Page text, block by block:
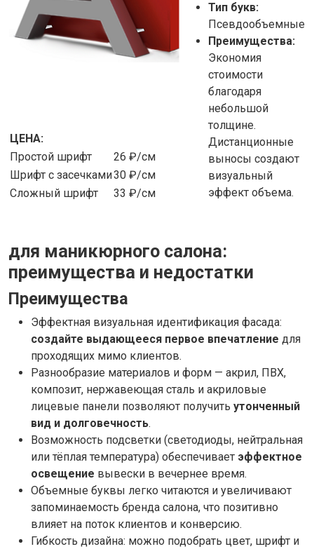
ЦЕНА:
Простой шрифт
26 ₽/см
Шрифт с засечками30 ₽/см
Сложный шрифт
33 ₽/см
Тип букв:
Псевдообъемные
Преимущества:
Экономия
стоимости
благодаря
небольшой
толщине.
Дистанционные
выносы создают
визуальный
эффект объема.
для маникюрного салона:
преимущества и недостатки
Преимущества
Эффектная визуальная идентификация фасада:
создайте выдающееся первое впечатление для
проходящих мимо клиентов.
Разнообразие материалов и форм — акрил, ПВХ,
композит, нержавеющая сталь и акриловые
лицевые панели позволяют получить утонченный
вид и долговечность.
Возможность подсветки (светодиоды, нейтральная
или тёплая температура) обеспечивает эффектное
освещение вывески в вечернее время.
Объемные буквы легко читаются и увеличивают
запоминаемость бренда салона, что позитивно
влияет на поток клиентов и конверсию.
Гибкость дизайна: можно подобрать цвет, шрифт и